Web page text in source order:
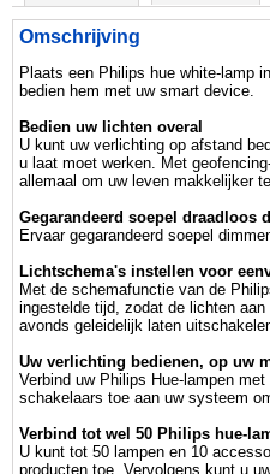
Omschrijving
Plaats een Philips hue white-lamp
bedien hem met uw smart device.
Bedien uw lichten overal
U kunt uw verlichting op afstand
u laat moet werken. Met
allemaal om uw leven makkelijker
Gegarandeerd soepel draadloos
Ervaar gegarandeerd soepel
Lichtschema's instellen voor
Met de schemafunctie van de
ingestelde tijd, zodat de lichten
avonds geleidelijk laten
Uw verlichting bedienen, op uw
Verbind uw Philips Hue-lampen
schakelaars toe aan uw systeem
Verbind tot wel 50 Philips hue-
U kunt tot 50 lampen en 10
producten toe. Vervolgens kunt u